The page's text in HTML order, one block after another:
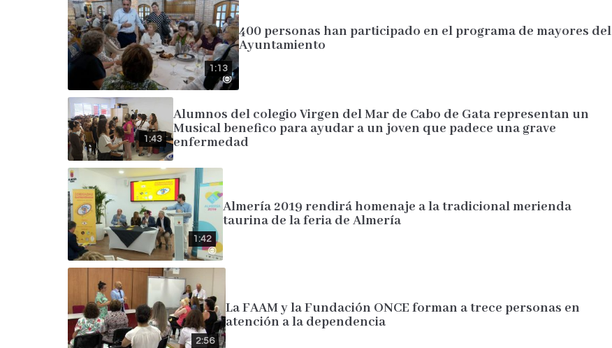
1:13
400 personas han participado en el programa de mayores del
Ayuntamiento
1:43
Alumnos del colegio Virgen del Mar de Cabo de Gata representan un
Musical benefico para ayudar a un joven que padece una grave
enfermedad
1:42
Almería 2019 rendirá homenaje a la tradicional merienda
taurina de la feria de Almería
2:56
La FAAM y la Fundación ONCE forman a trece personas en
atención a la dependencia